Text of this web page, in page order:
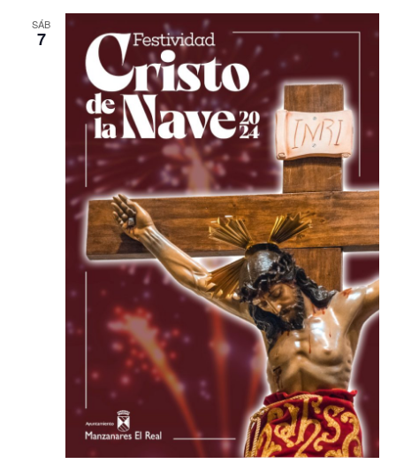
SÁB
7